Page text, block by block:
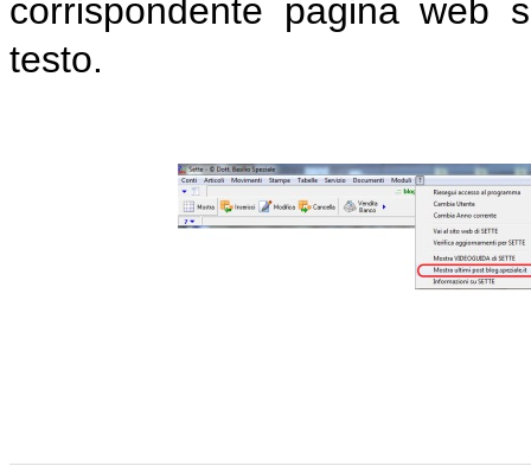
corrispondente pagina web
testo.